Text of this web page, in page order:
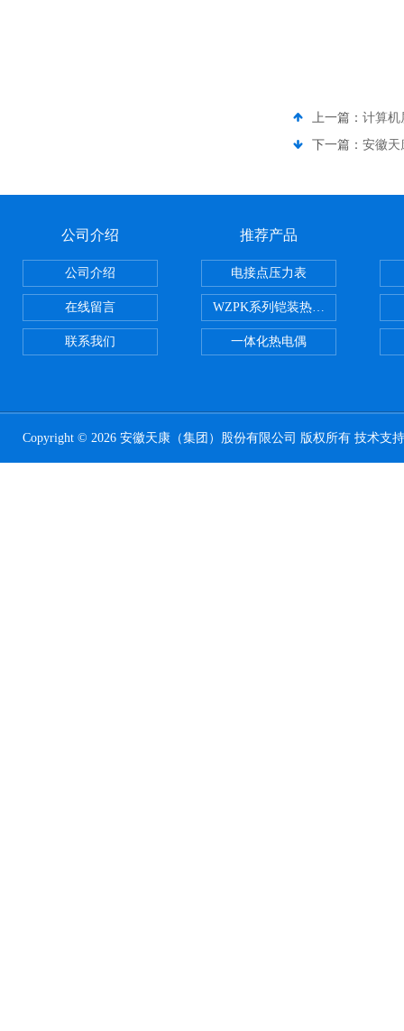
上一篇： 计算机
下一篇： 安徽天
公司介绍
公司介绍
在线留言
联系我们
推荐产品
电接点压力表
WZPK系列铠装热电阻
一体化热电偶
Copyright © 2026 安徽天康（集团）股份有限公司 版权所有 技术支